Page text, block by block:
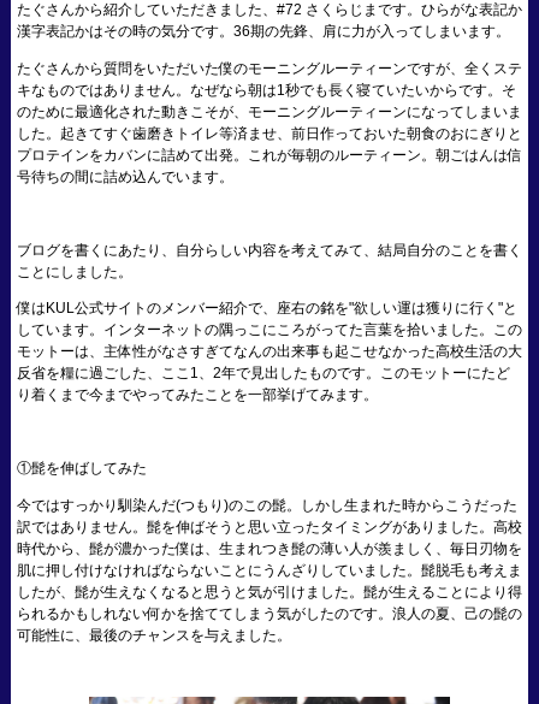
たぐさんから紹介していただきました、#72 さくらじまです。ひらがな表記か
漢字表記かはその時の気分です。36期の先鋒、肩に力が入ってしまいます。
たぐさんから質問をいただいた僕のモーニングルーティーンですが、全くステ
キなものではありません。なぜなら朝は1秒でも長く寝ていたいからです。そ
のために最適化された動きこそが、モーニングルーティーンになってしまいま
した。起きてすぐ歯磨きトイレ等済ませ、前日作っておいた朝食のおにぎりと
プロテインをカバンに詰めて出発。これが毎朝のルーティーン。朝ごはんは信
号待ちの間に詰め込んでいます。
ブログを書くにあたり、自分らしい内容を考えてみて、結局自分のことを書く
ことにしました。
僕はKUL公式サイトのメンバー紹介で、座右の銘を"欲しい運は獲りに行く"と
しています。インターネットの隅っこにころがってた言葉を拾いました。この
モットーは、主体性がなさすぎてなんの出来事も起こせなかった高校生活の大
反省を糧に過ごした、ここ1、2年で見出したものです。このモットーにたど
り着くまで今までやってみたことを一部挙げてみます。
①髭を伸ばしてみた
今ではすっかり馴染んだ(つもり)のこの髭。しかし生まれた時からこうだった
訳ではありません。髭を伸ばそうと思い立ったタイミングがありました。高校
時代から、髭が濃かった僕は、生まれつき髭の薄い人が羨ましく、毎日刃物を
肌に押し付けなければならないことにうんざりしていました。髭脱毛も考えま
したが、髭が生えなくなると思うと気が引けました。髭が生えることにより得
られるかもしれない何かを捨ててしまう気がしたのです。浪人の夏、己の髭の
可能性に、最後のチャンスを与えました。